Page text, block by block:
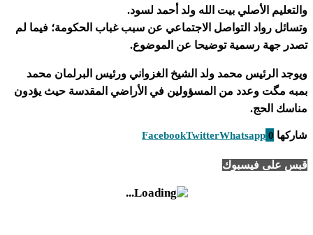
والتعليم الأصلي بيت الله ولد أحمد لسود.
وتسائل رواد التواصل الاجتماعي عن سبب غباب الحكومة؛ فيما لم
تصدر جهة رسمية توضيحا عن الموضوع.
ويوجد الرئيس محمد ولد الشيخ الغزواني ورئيس البرلمان محمد
بمبه مگت وعدد من المسؤولين في الأراضي المقدسة حيث يؤدون
مناسك الحج.
شاركها 0
FacebookTwitterWhatsapp
قبس على فيسبوك